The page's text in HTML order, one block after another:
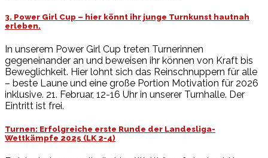
3. Power Girl Cup – hier könnt ihr junge Turnkunst hautnah
erleben.
In unserem Power Girl Cup treten Turnerinnen
gegeneinander an und beweisen ihr können von Kraft bis
Beweglichkeit. Hier lohnt sich das Reinschnuppern für alle
– beste Laune und eine große Portion Motivation für 2026
inklusive. 21. Februar, 12-16 Uhr in unserer Turnhalle. Der
Eintritt ist frei.
Turnen: Erfolgreiche erste Runde der Landesliga-
Wettkämpfe 2025 (LK 2-4)